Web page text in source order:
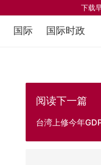
下载
国际 国际时政
阅读下一篇
台湾上修今年